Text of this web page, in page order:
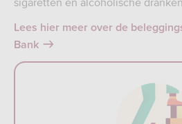
Lees hier meer over de
Bank